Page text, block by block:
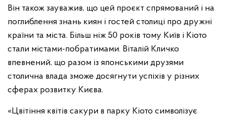
Він також зауважив, що цей проєкт спрямований і на
поглиблення знань киян і гостей столиці про дружні
країни та міста. Більш ніж 50 років тому Київ і Кіото
стали містами-побратимами. Віталій Кличко
впевнений, що разом із японськими друзями
столична влада зможе досягнути успіхів у різних
сферах розвитку Києва.
«Цвітіння квітів сакури в парку Кіото символізує